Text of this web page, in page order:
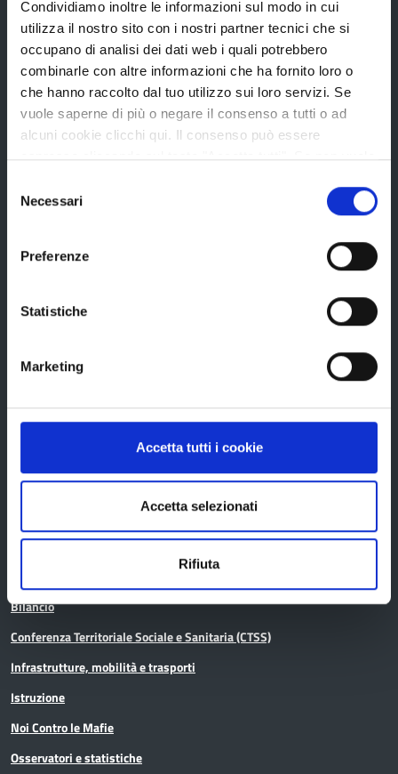
Condividiamo inoltre le informazioni sul modo in cui
utilizza il nostro sito con i nostri partner tecnici che si
occupano di analisi dei dati web i quali potrebbero
combinarle con altre informazioni che ha fornito loro o
che hanno raccolto dal tuo utilizzo sui loro servizi. Se
vuole saperne di più o negare il consenso a tutti o ad
alcuni cookie clicchi qui. Il consenso può essere
espresso cliccando sul tasto "Accetta tutti". Se non vuole
tasto "Rifiuta".
delNecessari
Preferenze
Statistiche
Marketing
Accetta tutti i cookie
Accetta selezionati
Rifiuta
Organi di governo
Statuto e Regolamenti
Amministrazione Trasparente
Uffici e orari
Elezioni
Avvisi pubblici
Concorsi e selezioni
Bilancio
Conferenza Territoriale Sociale e Sanitaria (CTSS)
Infrastrutture, mobilità e trasporti
Istruzione
Noi Contro le Mafie
Osservatori e statistiche